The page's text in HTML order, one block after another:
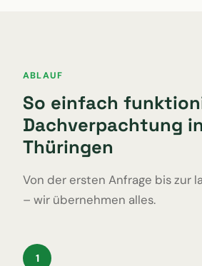
ABLAUF
So einfach
Dachverpachtung in
Thüringen
Von der ersten Anfrage bis zur
– wir übernehmen alles.
1